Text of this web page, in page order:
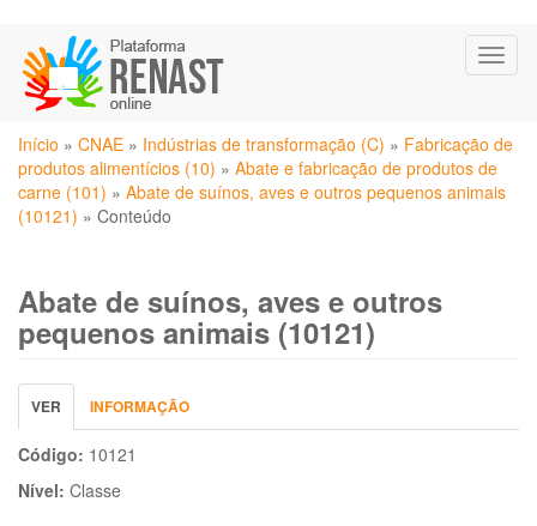
para
conteúdo
principal
Você
está
aqui
Início » CNAE » Indústrias de transformação (C) » Fabricação de
produtos alimentícios (10) » Abate e fabricação de produtos de
carne (101) » Abate de suínos, aves e outros pequenos animais
(10121) » Conteúdo
Abate de suínos, aves e outros
pequenos animais (10121)
Abas
primárias
VER (ABA
ATIVA)
INFORMAÇÃO
Código: 10121
Nível: Classe